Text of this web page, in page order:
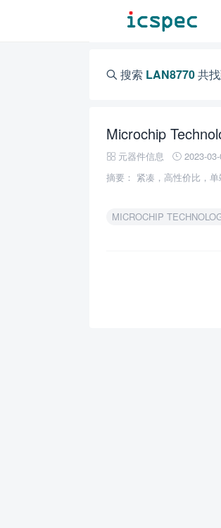
搜索 LAN8770共
Microchip
元器件信息 2023-
摘要： 紧凑，高性价比，单
MICROCHIP